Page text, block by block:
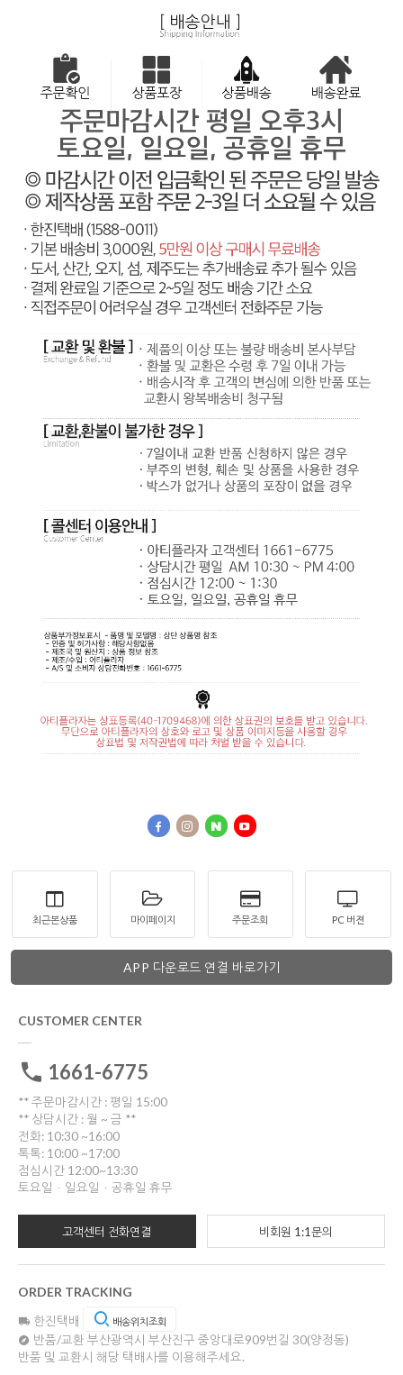
최근본상품 마이페이지 주문조회 PC 버젼
APP 다운로드 연결 바로가기
CUSTOMER CENTER
1661-6775
** 주문마감시간 : 평일 15:00
** 상담시간 : 월 ~ 금 **
전화: 10:30 ~16:00
톡톡: 10:00 ~17:00
점심시간 12:00~13:30
토요일ㆍ일요일ㆍ공휴일 휴무
고객센터 전화연결 비회원 1:1문의
ORDER TRACKING
한진택배 배송위치조회
반품/교환 부산광역시 부산진구 중앙대로909번길 30(양정동)
반품 및 교환시 해당 택배사를 이용해주세요.